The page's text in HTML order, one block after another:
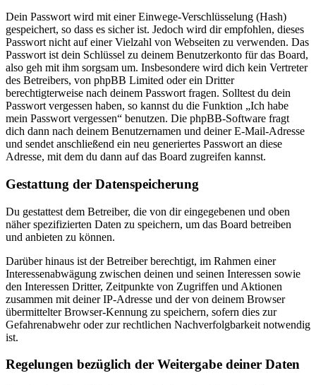
Dein Passwort wird mit einer Einwege-Verschlüsselung (Hash)
gespeichert, so dass es sicher ist. Jedoch wird dir empfohlen, dieses
Passwort nicht auf einer Vielzahl von Webseiten zu verwenden. Das
Passwort ist dein Schlüssel zu deinem Benutzerkonto für das Board,
also geh mit ihm sorgsam um. Insbesondere wird dich kein Vertreter
des Betreibers, von phpBB Limited oder ein Dritter
berechtigterweise nach deinem Passwort fragen. Solltest du dein
Passwort vergessen haben, so kannst du die Funktion „Ich habe
mein Passwort vergessen“ benutzen. Die phpBB-Software fragt
dich dann nach deinem Benutzernamen und deiner E-Mail-Adresse
und sendet anschließend ein neu generiertes Passwort an diese
Adresse, mit dem du dann auf das Board zugreifen kannst.
Gestattung der Datenspeicherung
Du gestattest dem Betreiber, die von dir eingegebenen und oben
näher spezifizierten Daten zu speichern, um das Board betreiben
und anbieten zu können.
Darüber hinaus ist der Betreiber berechtigt, im Rahmen einer
Interessenabwägung zwischen deinen und seinen Interessen sowie
den Interessen Dritter, Zeitpunkte von Zugriffen und Aktionen
zusammen mit deiner IP-Adresse und der von deinem Browser
übermittelter Browser-Kennung zu speichern, sofern dies zur
Gefahrenabwehr oder zur rechtlichen Nachverfolgbarkeit notwendig
ist.
Regelungen bezüglich der Weitergabe deiner Daten